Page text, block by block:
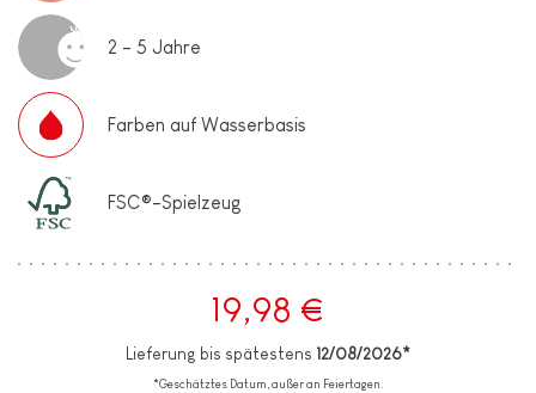
2 - 5 Jahre
Farben auf Wasserbasis
FSC®-Spielzeug
19,98 €
Lieferung bis spätestens 12/08/2026*
*Geschätztes Datum, außer an Feiertagen.